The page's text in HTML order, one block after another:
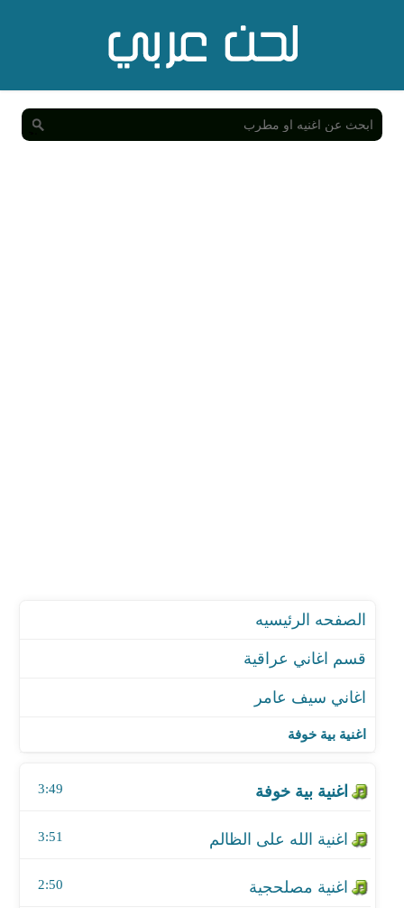
اغنية بية خوفة
اغنية بية خوفة
3:49
اغنية الله على الظالم
3:51
اغنية مصلحجية
2:50
اغنية نص الليل